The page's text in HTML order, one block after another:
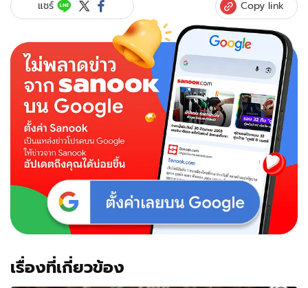
แชร์ Copy link
เรื่องที่เกี่ยวข้อง